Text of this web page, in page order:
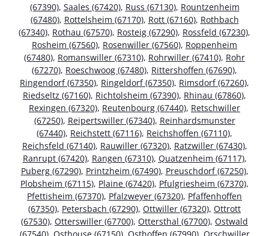
(67390), Saales (67420), Russ (67130), Rountzenheim
(67480), Rottelsheim (67170), Rott (67160), Rothbach
(67340), Rothau (67570), Rosteig (67290), Rossfeld (67230),
Rosheim (67560), Rosenwiller (67560), Roppenheim
(67480), Romanswiller (67310), Rohrwiller (67410), Rohr
(67270), Roeschwoog (67480), Rittershoffen (67690),
Ringendorf (67350), Ringeldorf (67350), Rimsdorf (67260),
Riedseltz (67160), Richtolsheim (67390), Rhinau (67860),
Rexingen (67320), Reutenbourg (67440), Retschwiller
(67250), Reipertswiller (67340), Reinhardsmunster
(67440), Reichstett (67116), Reichshoffen (67110),
Reichsfeld (67140), Rauwiller (67320), Ratzwiller (67430),
Ranrupt (67420), Rangen (67310), Quatzenheim (67117),
Puberg (67290), Printzheim (67490), Preuschdorf (67250),
Plobsheim (67115), Plaine (67420), Pfulgriesheim (67370),
Pfettisheim (67370), Pfalzweyer (67320), Pfaffenhoffen
(67350), Petersbach (67290), Ottwiller (67320), Ottrott
(67530), Otterswiller (67700), Ottersthal (67700), Ostwald